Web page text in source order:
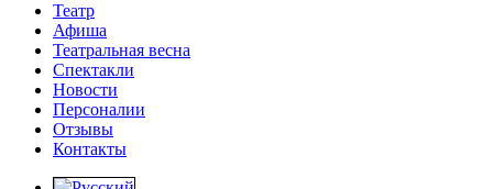
Театр
Афиша
Театральная весна
Спектакли
Новости
Персоналии
Отзывы
Контакты